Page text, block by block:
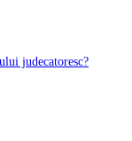
judecatoresc?